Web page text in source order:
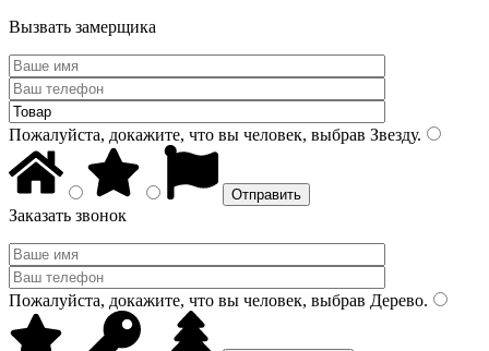
Вызвать замерщика
Пожалуйста, докажите, что вы человек, выбрав Звезду.
Заказать звонок
Пожалуйста, докажите, что вы человек, выбрав Дерево.